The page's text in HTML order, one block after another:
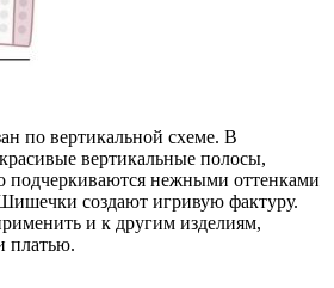
по вертикальной схеме. В
вертикальные полосы,
подчеркиваются нежными оттенками
создают игривую фактуру.
и к другим изделиям,
платью.